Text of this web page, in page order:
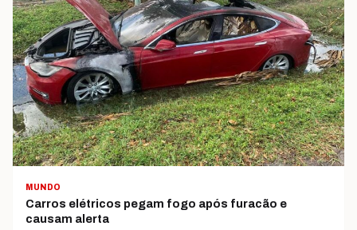
MUNDO
Carros elétricos pegam fogo após furacão e
causam alerta